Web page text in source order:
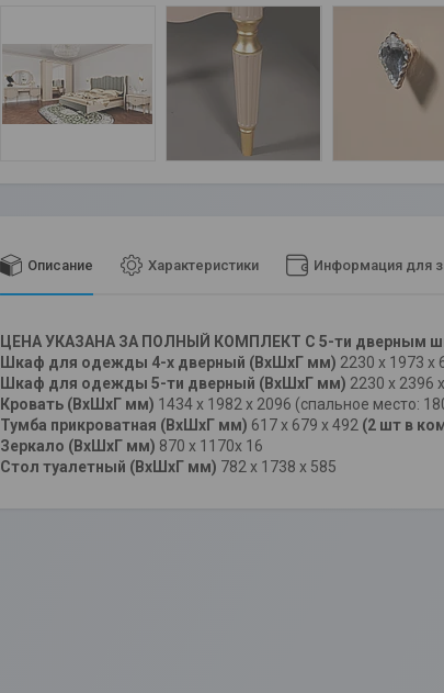
Описание Характеристики Информация для
ЦЕНА УКАЗАНА ЗА ПОЛНЫЙ КОМПЛЕКТ С 5-ти дверным
Шкаф для одежды 4-х дверный (ВхШхГ мм) 2230 х 1973 х
Шкаф для одежды 5-ти дверный (ВхШхГ мм) 2230 х 2396
Кровать (ВхШхГ мм) 1434 х 1982 х 2096 (спальное место:
Тумба прикроватная (ВхШхГ мм) 617 х 679 х 492 (2 шт в
Зеркало (ВхШхГ мм) 870 х 1170х 16
Стол туалетный (ВхШхГ мм) 782 х 1738 х 585